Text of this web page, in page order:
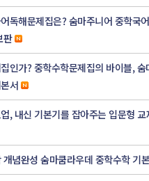
독해문제집은? 숨마주니어 중학국
판
인가? 중학수학문제집의 바이블, 숨
서
, 내신 기본기를 잡아주는 입문형
념완성 숨마쿰라우데 중학수학 기